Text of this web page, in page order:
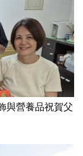
與營養品祝賀父